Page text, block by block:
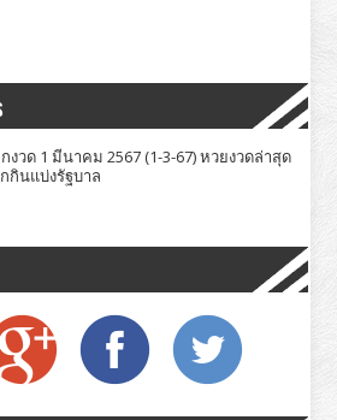
งวด 1 มีนาคม 2567 (1-3-67) หวยงวดล่าสุด
กินแบ่งรัฐบาล